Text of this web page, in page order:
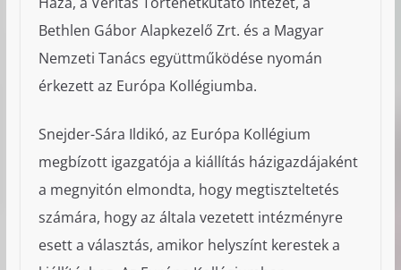
Bethlen Gábor Alapkezelő Zrt. és a Magyar
Nemzeti Tanács együttműködése nyomán
érkezett az Európa Kollégiumba.
Snejder-Sára Ildikó, az Európa Kollégium
megbízott igazgatója a kiállítás házigazdájaként
a megnyitón elmondta, hogy megtiszteltetés
számára, hogy az általa vezetett intézményre
esett a választás, amikor helyszínt kerestek a